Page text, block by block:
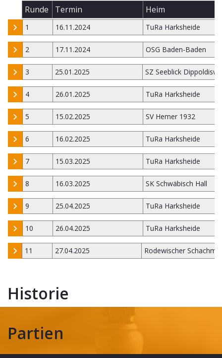
Runde Termin Heim
1 16.11.2024 TuRa Harksheide
2 17.11.2024 OSG Baden-Baden
3 25.01.2025 SZ Seeblick
4 26.01.2025 TuRa Harksheide
5 15.02.2025 SV Hemer 1932
6 16.02.2025 TuRa Harksheide
7 15.03.2025 TuRa Harksheide
8 16.03.2025 SK Schwäbisch Hall
9 25.04.2025 TuRa Harksheide
10 26.04.2025 TuRa Harksheide
11 27.04.2025 Rodewischer
Historie
Partien